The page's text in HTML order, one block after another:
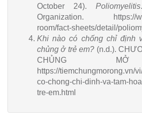
October 24). Poliomyelitis
Organization. https://
room/fact-sheets/detail/
Khi nào có chống chỉ định
chủng ở trẻ em? (n.d.).
CHỦNG MỞ
https://tiemchungmorong.vn/
co-chong-chi-dinh-va-tam-
tre-em.html